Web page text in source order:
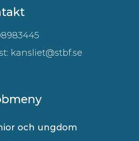
kansliet@stbf.se
och ungdom